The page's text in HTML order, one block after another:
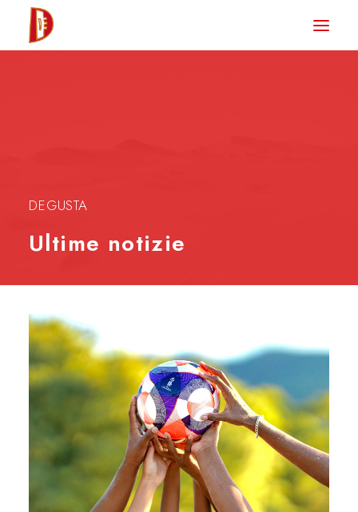
HOME
CLUB DEGUSTA
STORE
RICERCA
DEGUSTA
Ultime notizie